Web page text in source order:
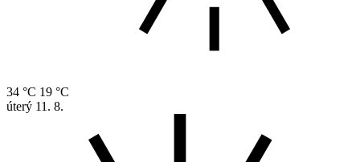
34 °C 19 °C
úterý 11. 8.